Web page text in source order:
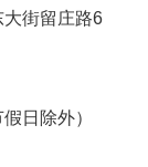
街留庄路6
日除外）